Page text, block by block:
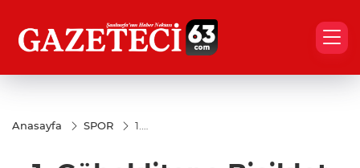
Anasayfa SPOR
1.
Festivali